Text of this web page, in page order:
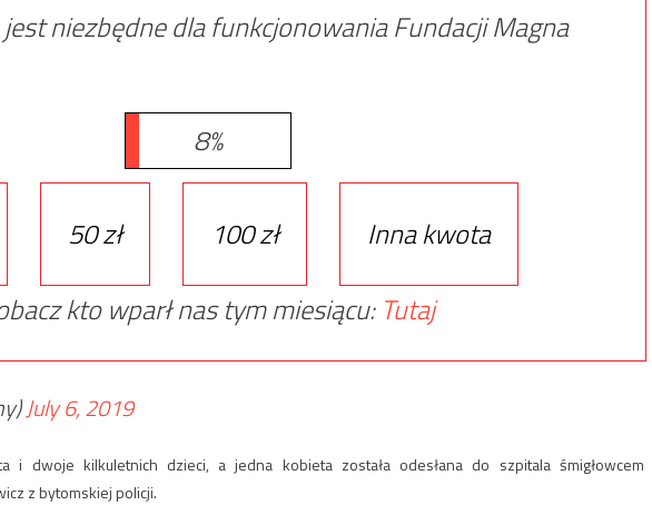
niezbędne dla funkcjonowania Fundacji Magna
8%
50 zł 100 zł
Inna kwota
kto wparł nas tym miesiącu: Tutaj
July 6, 2019
i dwoje kilkuletnich dzieci, a jedna kobieta została odesłana do szpitala
z bytomskiej policji.